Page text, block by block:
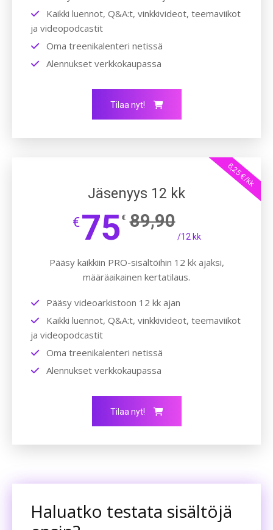
Kaikki luennot, Q&A:t, vinkkivideot, teemaviikot
ja videopodcastit
Oma treenikalenteri netissä
Alennukset verkkokaupassa
Tilaa nyt!
6,25 €/kk
Jäsenyys 12 kk
€75 € 89,90
/12 kk
Pääsy kaikkiin PRO-sisältöihin 12 kk ajaksi,
määräaikainen kertatilaus.
Pääsy videoarkistoon 12 kk ajan
Kaikki luennot, Q&A:t, vinkkivideot, teemaviikot
ja videopodcastit
Oma treenikalenteri netissä
Alennukset verkkokaupassa
Tilaa nyt!
Haluatko testata sisältöjä